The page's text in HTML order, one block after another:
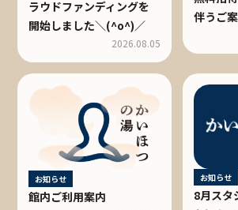
ラウドファンディングを
開始しました＼(^o^)／
2026.08.05
伴うご
お知らせ
館内ご利用案内
お知らせ
8月スタ